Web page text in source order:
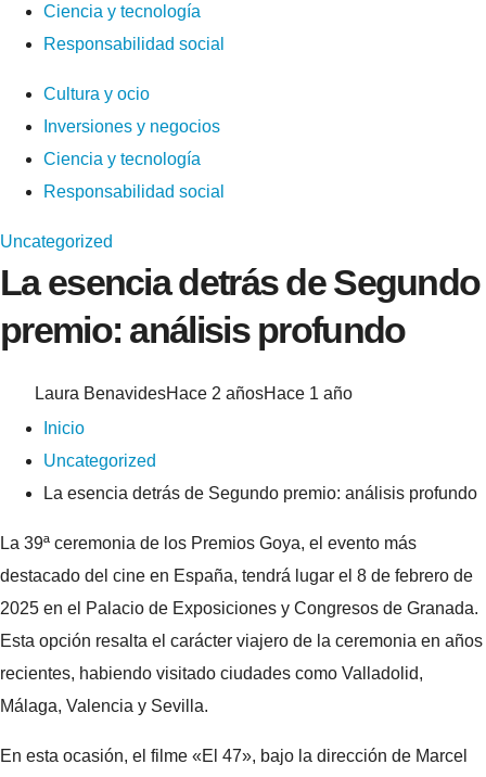
Ciencia y tecnología
Responsabilidad social
Cultura y ocio
Inversiones y negocios
Ciencia y tecnología
Responsabilidad social
Uncategorized
La esencia detrás de Segundo
premio: análisis profundo
Laura BenavidesHace 2 añosHace 1 año
Inicio
Uncategorized
La esencia detrás de Segundo premio: análisis profundo
La 39ª ceremonia de los Premios Goya, el evento más
destacado del cine en España, tendrá lugar el 8 de febrero de
2025 en el Palacio de Exposiciones y Congresos de Granada.
Esta opción resalta el carácter viajero de la ceremonia en años
recientes, habiendo visitado ciudades como Valladolid,
Málaga, Valencia y Sevilla.
En esta ocasión, el filme «El 47», bajo la dirección de Marcel